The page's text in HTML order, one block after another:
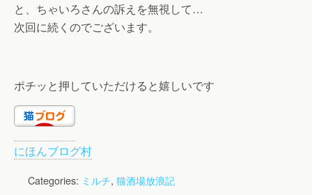
と、ちゃいろさんの訴えを無視して…
次回に続くのでございます。
ポチッと押していただけると嬉しいです
にほんブログ村
Categories: ミルチ, 猫酒場放浪記